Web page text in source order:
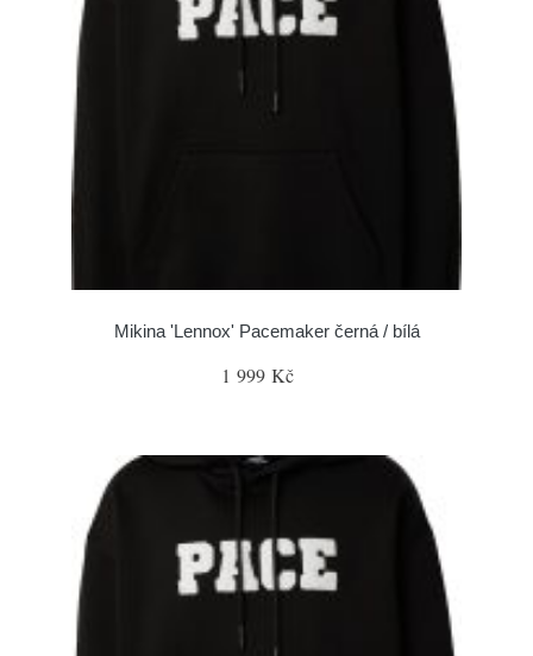
Mikina 'Lennox' Pacemaker černá / bílá
1 999 Kč